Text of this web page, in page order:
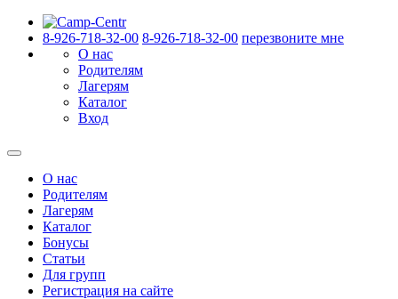
8-926-718-32-00 8-926-718-32-00 перезвоните мне
О нас
Родителям
Лагерям
Каталог
Вход
О нас
Родителям
Лагерям
Каталог
Бонусы
Статьи
Для групп
Регистрация на сайте